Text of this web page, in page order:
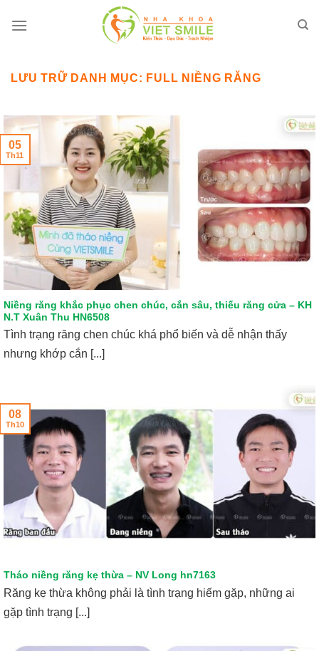
qua
LƯU TRỮ DANH MỤC: FULL NIỀNG RĂNG
Niềng răng khắc phục chen chúc, cắn sâu, thiếu răng cửa – KH
N.T Xuân Thu HN6508
Tình trạng răng chen chúc khá phổ biến và dễ nhận thấy
nhưng khớp cắn [...]
05
Th11
Tháo niềng răng kẹ thừa – NV Long hn7163
Răng kẹ thừa không phải là tình trạng hiếm gặp, những ai
gặp tình trạng [...]
08
Th10